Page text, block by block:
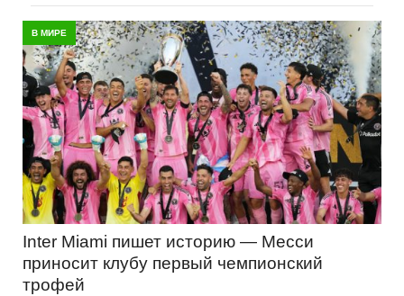
В МИРЕ
Inter Miami пишет историю — Месси
приносит клубу первый чемпионский
трофей